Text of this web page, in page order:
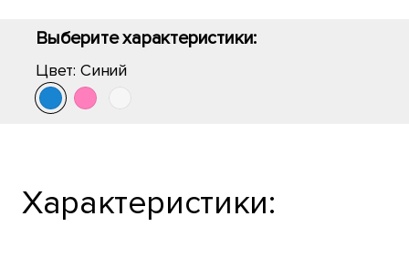
Выберите характеристики:
Цвет: Синий
Характеристики: